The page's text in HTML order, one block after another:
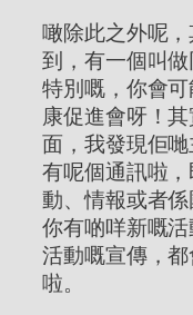
噉除此之外呢
到，有一個叫
特別嘅，你會
康促進會呀！
面，我發現佢
有呢個通訊啦
動、情報或者
你有啲咩新嘅
活動嘅宣傳，
啦。